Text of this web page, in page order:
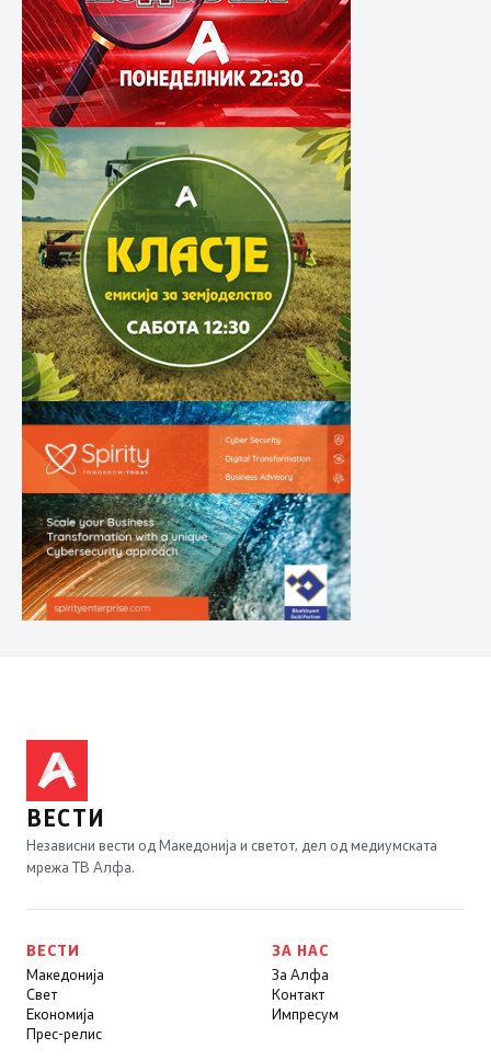
ВЕСТИ
Независни вести од Македонија и светот, дел од медиумската
мрежа ТВ Алфа.
ВЕСТИ
Македонија
Свет
Економија
Прес-релис
ЗА НАС
За Алфа
Контакт
Импресум